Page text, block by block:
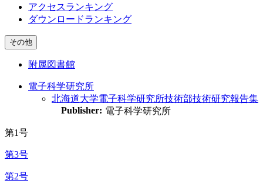
アクセスランキング
ダウンロードランキング
その他
附属図書館
電子科学研究所
北海道大学電子科学研究所技術部技術研究報告集
Publisher: 電子科学研究所
第1号
第3号
第2号